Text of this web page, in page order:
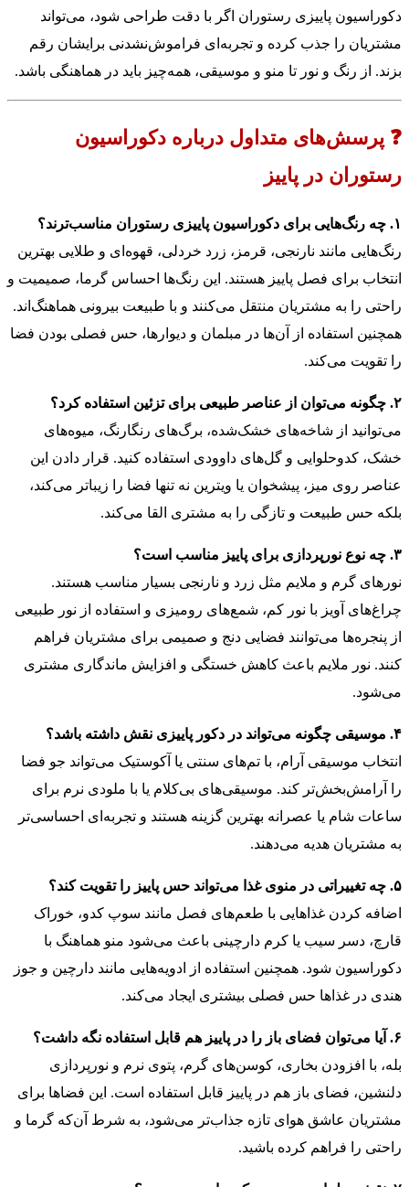
دکوراسیون پاییزی رستوران اگر با دقت طراحی شود، می‌تواند
مشتریان را جذب کرده و تجربه‌ای فراموش‌نشدنی برایشان رقم
بزند. از رنگ و نور تا منو و موسیقی، همه‌چیز باید در هماهنگی باشد.
❓ پرسش‌های متداول درباره دکوراسیون
رستوران در پاییز
۱. چه رنگ‌هایی برای دکوراسیون پاییزی رستوران مناسب‌ترند؟
رنگ‌هایی مانند نارنجی، قرمز، زرد خردلی، قهوه‌ای و طلایی بهترین
انتخاب برای فصل پاییز هستند. این رنگ‌ها احساس گرما، صمیمیت و
راحتی را به مشتریان منتقل می‌کنند و با طبیعت بیرونی هماهنگ‌اند.
همچنین استفاده از آن‌ها در مبلمان و دیوارها، حس فصلی بودن فضا
را تقویت می‌کند.
۲. چگونه می‌توان از عناصر طبیعی برای تزئین استفاده کرد؟
می‌توانید از شاخه‌های خشک‌شده، برگ‌های رنگارنگ، میوه‌های
خشک، کدوحلوایی و گل‌های داوودی استفاده کنید. قرار دادن این
عناصر روی میز، پیشخوان یا ویترین نه تنها فضا را زیباتر می‌کند،
بلکه حس طبیعت و تازگی را به مشتری القا می‌کند.
۳. چه نوع نورپردازی برای پاییز مناسب است؟
نورهای گرم و ملایم مثل زرد و نارنجی بسیار مناسب هستند.
چراغ‌های آویز با نور کم، شمع‌های رومیزی و استفاده از نور طبیعی
از پنجره‌ها می‌توانند فضایی دنج و صمیمی برای مشتریان فراهم
کنند. نور ملایم باعث کاهش خستگی و افزایش ماندگاری مشتری
می‌شود.
۴. موسیقی چگونه می‌تواند در دکور پاییزی نقش داشته باشد؟
انتخاب موسیقی آرام، با تم‌های سنتی یا آکوستیک می‌تواند جو فضا
را آرامش‌بخش‌تر کند. موسیقی‌های بی‌کلام یا با ملودی نرم برای
ساعات شام یا عصرانه بهترین گزینه هستند و تجربه‌ای احساسی‌تر
به مشتریان هدیه می‌دهند.
۵. چه تغییراتی در منوی غذا می‌تواند حس پاییز را تقویت کند؟
اضافه کردن غذاهایی با طعم‌های فصل مانند سوپ کدو، خوراک
قارچ، دسر سیب یا کرم دارچینی باعث می‌شود منو هماهنگ با
دکوراسیون شود. همچنین استفاده از ادویه‌هایی مانند دارچین و جوز
هندی در غذاها حس فصلی بیشتری ایجاد می‌کند.
۶. آیا می‌توان فضای باز را در پاییز هم قابل استفاده نگه داشت؟
بله، با افزودن بخاری، کوسن‌های گرم، پتوی نرم و نورپردازی
دلنشین، فضای باز هم در پاییز قابل استفاده است. این فضاها برای
مشتریان عاشق هوای تازه جذاب‌تر می‌شود، به شرط آن‌که گرما و
راحتی را فراهم کرده باشید.